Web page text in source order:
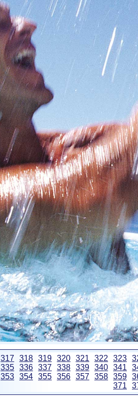
317 318 319 320 321 322 323
335 336 337 338 339 340 341
353 354 355 356 357 358 359
371